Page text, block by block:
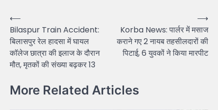
Post
navigation
⟵
Bilaspur Train Accident:
बिलासपुर रेल हादसा में घायल
कॉलेज छात्रा की इलाज के दौरान
मौत, मृतकों की संख्या बढ़कर 13
Korba News: पार्लर में मसाज
कराने गए 2 नायब तहसीलदारों की
पिटाई, 6 युवकों ने किया मारपीट
⟶
More Related Articles